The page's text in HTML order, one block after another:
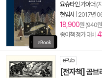
요슈타인 가아더 (
현암사| 2017년
18,900원 (940
종이책 정가 대비
ePub
[전자책] 곰브